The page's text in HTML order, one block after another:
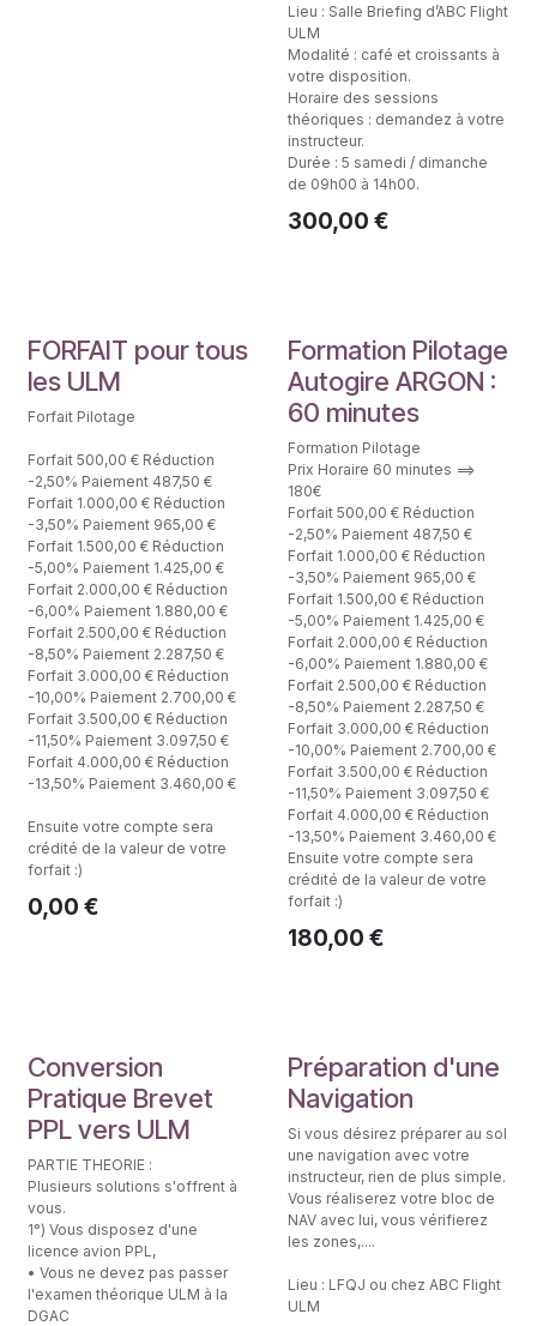
Lieu : Salle Briefing d’ABC Flight
ULM
Modalité : café et croissants à
votre disposition.
Horaire des sessions
théoriques : demandez à votre
instructeur.
Durée : 5 samedi / dimanche
de 09h00 à 14h00.
300,00 €
Forfaits Formation
FORFAIT pour tous
les ULM
Forfait Pilotage
Forfait 500,00 € Réduction
-2,50% Paiement 487,50 €
Forfait 1.000,00 € Réduction
-3,50% Paiement 965,00 €
Forfait 1.500,00 € Réduction
-5,00% Paiement 1.425,00 €
Forfait 2.000,00 € Réduction
-6,00% Paiement 1.880,00 €
Forfait 2.500,00 € Réduction
-8,50% Paiement 2.287,50 €
Forfait 3.000,00 € Réduction
-10,00% Paiement 2.700,00 €
Forfait 3.500,00 € Réduction
-11,50% Paiement 3.097,50 €
Forfait 4.000,00 € Réduction
-13,50% Paiement 3.460,00 €
Ensuite votre compte sera
crédité de la valeur de votre
forfait :)
0,00 €
Fomation Pilote
Formation Pilotage
Autogire ARGON :
60 minutes
Formation Pilotage
Prix Horaire 60 minutes ==>
180€
Forfait 500,00 € Réduction
-2,50% Paiement 487,50 €
Forfait 1.000,00 € Réduction
-3,50% Paiement 965,00 €
Forfait 1.500,00 € Réduction
-5,00% Paiement 1.425,00 €
Forfait 2.000,00 € Réduction
-6,00% Paiement 1.880,00 €
Forfait 2.500,00 € Réduction
-8,50% Paiement 2.287,50 €
Forfait 3.000,00 € Réduction
-10,00% Paiement 2.700,00 €
Forfait 3.500,00 € Réduction
-11,50% Paiement 3.097,50 €
Forfait 4.000,00 € Réduction
-13,50% Paiement 3.460,00 €
Ensuite votre compte sera
crédité de la valeur de votre
forfait :)
180,00 €
Conversion
Pratique Brevet
PPL vers ULM
PARTIE THEORIE :
Plusieurs solutions s'offrent à
vous.
1°) Vous disposez d'une
licence avion PPL,
• Vous ne devez pas passer
l'examen théorique ULM à la
DGAC
Théorie Pilote ULM
Préparation d'une
Navigation
Si vous désirez préparer au sol
une navigation avec votre
instructeur, rien de plus simple.
Vous réaliserez votre bloc de
NAV avec lui, vous vérifierez
les zones,....
Lieu : LFQJ ou chez ABC Flight
ULM